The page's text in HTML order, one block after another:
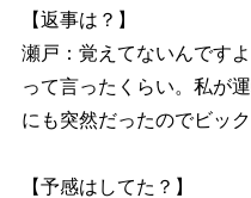
【返事は？】
瀬戸：覚えてないんです
って言ったくらい。私が
にも突然だったのでビック
【予感はしてた？】